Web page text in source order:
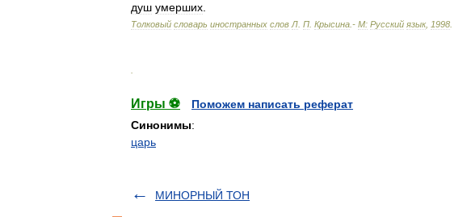
душ умерших
Толковый словарь иностранных слов Л П Крысина .- М: Русский язык, 1998
Игры ⚽
Поможем написать реферат
Синонимы:
царь
МИНОРНЫЙ ТОН